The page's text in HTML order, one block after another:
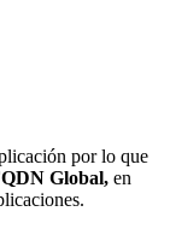
por lo que
Global, en